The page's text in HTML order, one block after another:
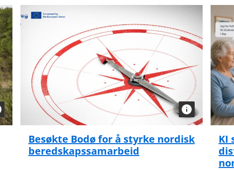
Besøkte Bodø for å styrke nordisk
beredskapssamarbeid
KI